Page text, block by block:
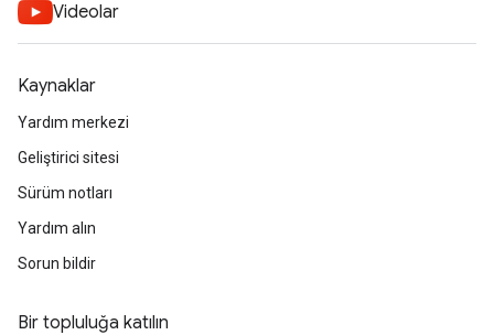
Videolar
Kaynaklar
Yardım merkezi
Geliştirici sitesi
Sürüm notları
Yardım alın
Sorun bildir
Bir topluluğa katılın